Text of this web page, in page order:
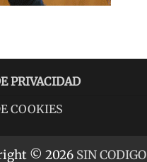
PRIVACIDAD
COOKIES
© 2026 SIN CODIGO